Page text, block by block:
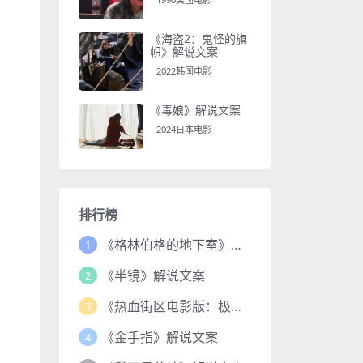
《海盗2：鬼怪的旗
帜》解说文案
2022韩国电影
《毒娘》解说文案
2024日本电影
排行榜
1 《格林伯格的地下室》解说文案
2 《半镜》解说文案
3 《热血街区电影版：极恶王续篇》解说文案
4 《金手指》解说文案